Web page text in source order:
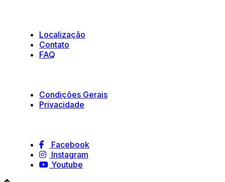
Localização
Contato
FAQ
Condições Gerais
Privacidade
Facebook
Instagram
Youtube